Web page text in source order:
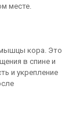
месте.
мышцы кора. Это
в спине и
и укрепление